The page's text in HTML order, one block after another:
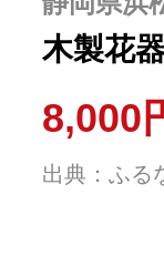
木製花
8,000
出典：ふる